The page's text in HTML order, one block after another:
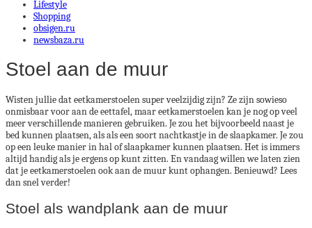
Lifestyle
Shopping
obsigen.ru
newsbaza.ru
Stoel aan de muur
Wisten jullie dat eetkamerstoelen super veelzijdig zijn? Ze zijn sowieso
onmisbaar voor aan de eettafel, maar eetkamerstoelen kan je nog op veel
meer verschillende manieren gebruiken. Je zou het bijvoorbeeld naast je
bed kunnen plaatsen, als als een soort nachtkastje in de slaapkamer. Je zou
op een leuke manier in hal of slaapkamer kunnen plaatsen. Het is immers
altijd handig als je ergens op kunt zitten. En vandaag willen we laten zien
dat je eetkamerstoelen ook aan de muur kunt ophangen. Benieuwd? Lees
dan snel verder!
Stoel als wandplank aan de muur